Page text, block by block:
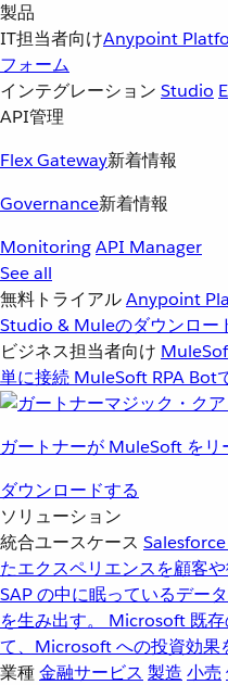
製品
IT担当者向けAnypoint
フォーム
インテグレーション Studio
API管理
Flex Gateway新着情報
Governance新着情報
MonitoringAPI Manager
See all
無料トライアルAnypoint
Studio & Muleのダウンロー
ビジネス担当者向け
単に接続 MuleSoft RPA Bot
ガートナーが MuleSoft をリ
ダウンロードする
ソリューション
統合ユースケース Salesforce
たエクスペリエンスを顧客
SAP の中に眠っているデー
を生み出す。
Microsoft 既
て、Microsoft への投資効果
業種金融サービス 製造 小売